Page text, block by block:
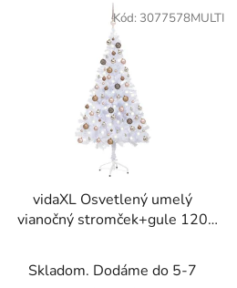
vidaXL Osvetlený umelý
vianočný stromček+gule 120
Skladom. Dodáme do 5-7
Kód: 3077578MULTI